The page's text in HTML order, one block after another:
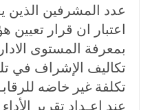
عدد المشرفين الذين
اعتبار ان قرار تعیین
بمعرفة المستوى
تكاليف الإشراف في
تكلفة غير خاضه
عند إعـداد تقرير